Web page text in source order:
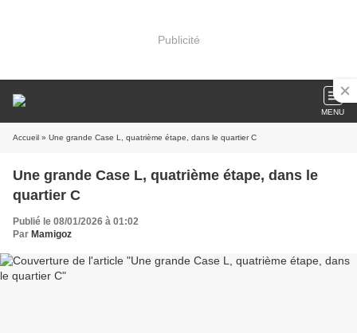
Publicité
MENU
Accueil » Une grande Case L, quatrième étape, dans le quartier C
Une grande Case L, quatrième étape, dans le
quartier C
Publié le 08/01/2026 à 01:02
Par Mamigoz